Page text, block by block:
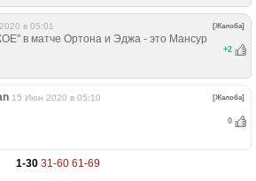
в 05:01 [Жалоба]
в матче Ортона и Эджа - это Мансур
+2
15 Июн 2020 в 05:10 [Жалоба]
0
1-30 31-60 61-69